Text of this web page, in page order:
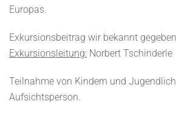
Europas.
Exkursionsbeitrag wir bekannt
Exkursionsleitung: Norbert Tschinderle
Teilnahme von Kindern und
Aufsichtsperson.